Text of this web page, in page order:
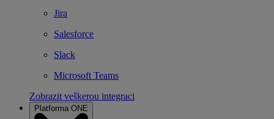
Jira
Salesforce
Slack
Microsoft Teams
Zobrazit veškerou integraci
Platforma ONE